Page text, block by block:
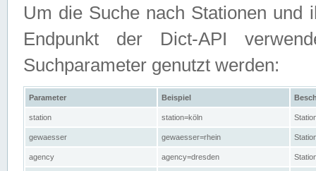
Um die Suche nach Stationen und
Endpunkt der Dict-API
Suchparameter genutzt werden:
Parameter Beispiel
station station=köln
gewaesser gewaesser=rhein
agency agency=dresden